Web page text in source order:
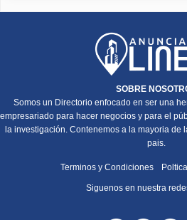
SOBRE
Somos un Directorio enfocado en ser una
empresariado para hacer negocios y para el
la investigación. Contenemos a la mayoria de
pais.
Terminos y Condiciones
Siguenos en nuestra